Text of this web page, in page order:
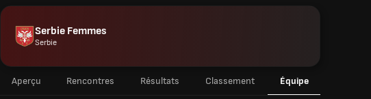
Serbie Femmes
Serbie
Aperçu Rencontres Résultats Classement Équipe